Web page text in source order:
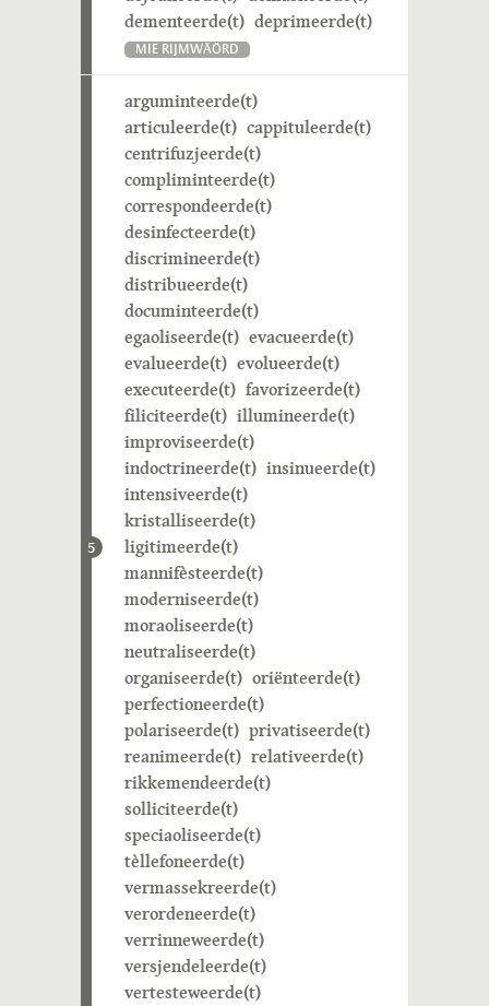
dementeerde(t) deprimeerde(t)
MIE RIJMWÄÖRD
5
arguminteerde(t)
articuleerde(t) cappituleerde(t)
centrifuzjeerde(t)
compliminteerde(t)
correspondeerde(t)
desinfecteerde(t)
discrimineerde(t)
distribueerde(t)
documinteerde(t)
egaoliseerde(t) evacueerde(t)
evalueerde(t) evolueerde(t)
executeerde(t) favorizeerde(t)
filiciteerde(t) illumineerde(t)
improviseerde(t)
indoctrineerde(t) insinueerde(t)
intensiveerde(t)
kristalliseerde(t)
ligitimeerde(t)
mannifèsteerde(t)
moderniseerde(t)
moraoliseerde(t)
neutraliseerde(t)
organiseerde(t) oriënteerde(t)
perfectioneerde(t)
polariseerde(t) privatiseerde(t)
reanimeerde(t) relativeerde(t)
rikkemendeerde(t)
solliciteerde(t)
speciaoliseerde(t)
tèllefoneerde(t)
vermassekreerde(t)
verordeneerde(t)
verrinneweerde(t)
versjendeleerde(t)
vertesteweerde(t)